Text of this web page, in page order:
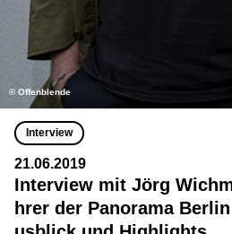
© Offenblende
Interview
21.06.2019
Interview mit Jörg
hrer der Panorama